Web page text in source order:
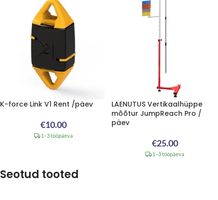
K-force Link V1 Rent /päev
€10.00
1–3 tööpäeva
LAENUTUS Vertikaalhüppe
mõõtur JumpReach Pro /
päev
€25.00
1–3 tööpäeva
Seotud tooted